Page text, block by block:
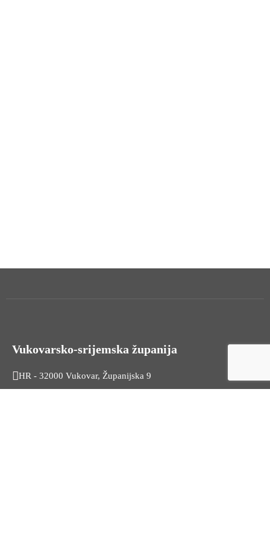
Vukovarsko-srijemska županija
HR - 32000 Vukovar, Županijska 9